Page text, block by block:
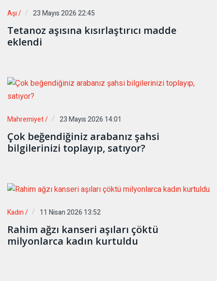
Aşı / 23 Mayıs 2026 22:45
Tetanoz aşısına kısırlaştırıcı madde
eklendi
Mahremiyet / 23 Mayıs 2026 14:01
Çok beğendiğiniz arabanız şahsi
bilgilerinizi toplayıp, satıyor?
Kadın / 11 Nisan 2026 13:52
Rahim ağzı kanseri aşıları çöktü
milyonlarca kadın kurtuldu